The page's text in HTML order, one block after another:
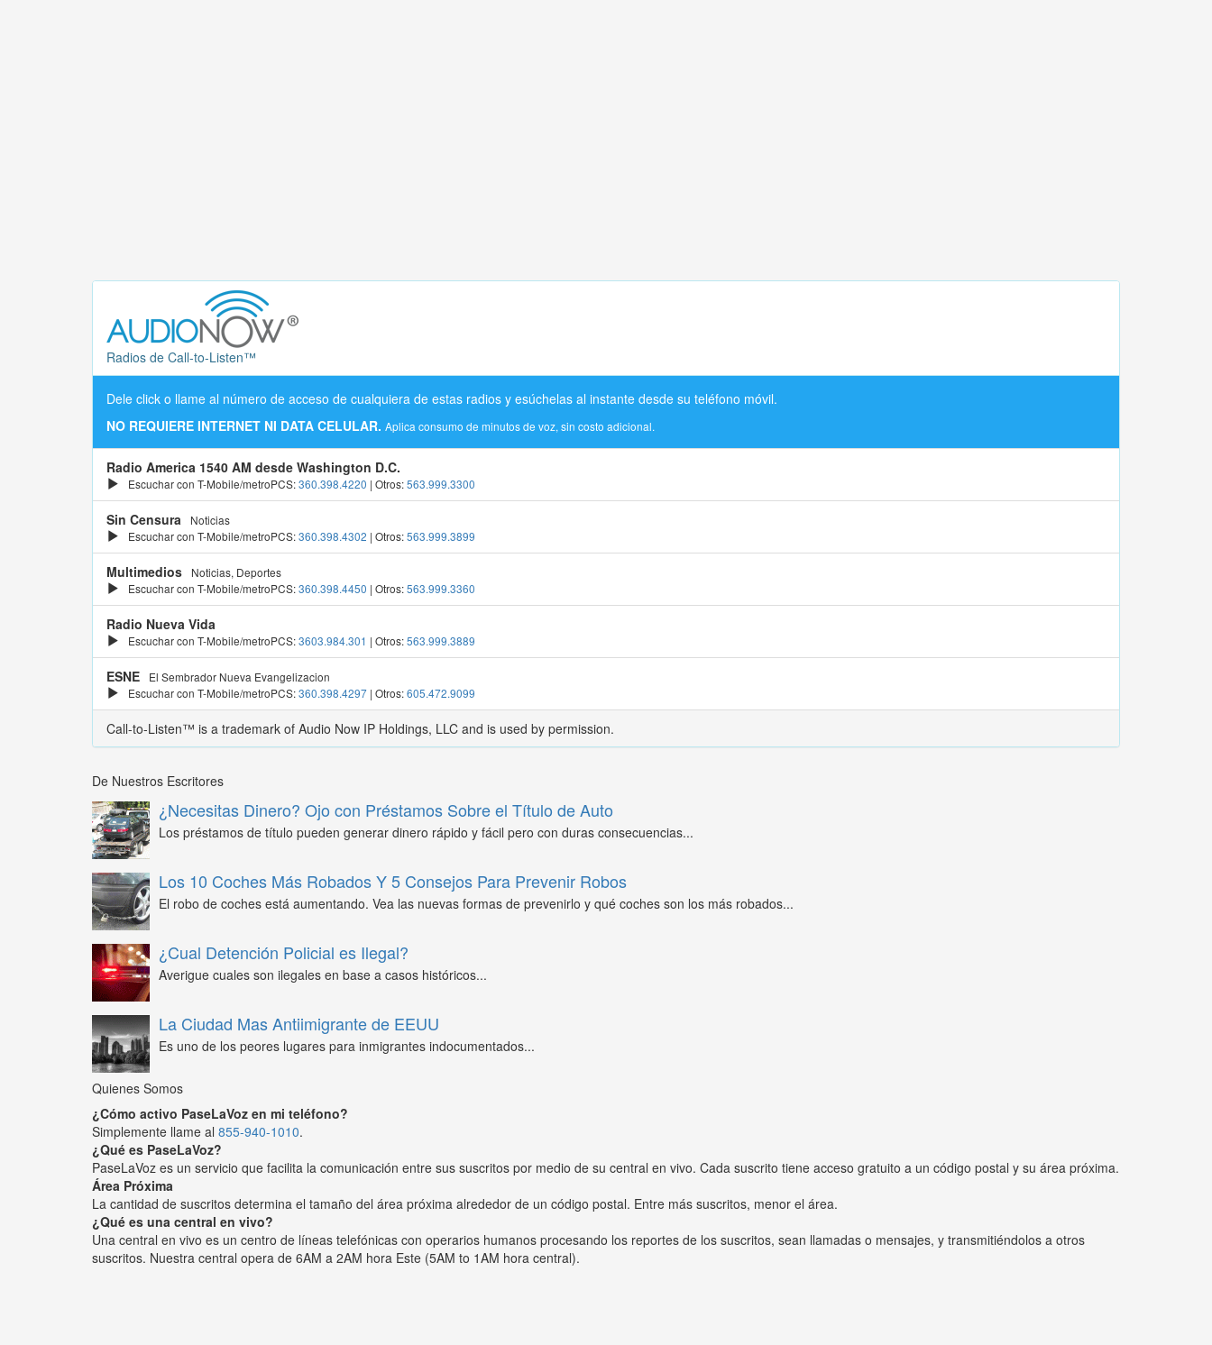
Radios de Call-to-Listen™
Dele click o llame al número de acceso de cualquiera de estas radios y esúchelas al instante desde su teléfono móvil.
NO REQUIERE INTERNET NI DATA CELULAR. Aplica consumo de minutos de voz, sin costo adicional.
Radio America 1540 AM desde Washington D.C.
Escuchar con T-Mobile/metroPCS:360.398.4220 | Otros:563.999.3300
Sin Censura
Noticias
Escuchar con T-Mobile/metroPCS:360.398.4302 | Otros:563.999.3899
Multimedios
Noticias, Deportes
Escuchar con T-Mobile/metroPCS:360.398.4450 | Otros:563.999.3360
Radio Nueva Vida
Escuchar con T-Mobile/metroPCS:3603.984.301 | Otros:563.999.3889
ESNE
El Sembrador Nueva Evangelizacion
Escuchar con T-Mobile/metroPCS:360.398.4297 | Otros:605.472.9099
Call-to-Listen™ is a trademark of Audio Now IP Holdings, LLC and is used by permission.
De Nuestros Escritores
¿Necesitas Dinero? Ojo con Préstamos Sobre el Título de Auto
Los préstamos de título pueden generar dinero rápido y fácil pero con duras consecuencias...
Los 10 Coches Más Robados Y 5 Consejos Para Prevenir Robos
El robo de coches está aumentando. Vea las nuevas formas de prevenirlo y qué coches son los más robados...
¿Cual Detención Policial es Ilegal?
Averigue cuales son ilegales en base a casos históricos...
La Ciudad Mas Antiimigrante de EEUU
Es uno de los peores lugares para inmigrantes indocumentados...
Quienes Somos
¿Cómo activo PaseLaVoz en mi teléfono?
Simplemente llame al 855-940-1010.
¿Qué es PaseLaVoz?
PaseLaVoz es un servicio que facilita la comunicación entre sus suscritos por medio de su central en vivo. Cada suscrito tiene acceso gratuito a un código postal y su área próxima.
Área Próxima
La cantidad de suscritos determina el tamaño del área próxima alrededor de un código postal. Entre más suscritos, menor el área.
¿Qué es una central en vivo?
Una central en vivo es un centro de líneas telefónicas con operarios humanos procesando los reportes de los suscritos, sean llamadas o mensajes, y transmitiéndolos a otros
suscritos. Nuestra central opera de 6AM a 2AM hora Este (5AM to 1AM hora central).